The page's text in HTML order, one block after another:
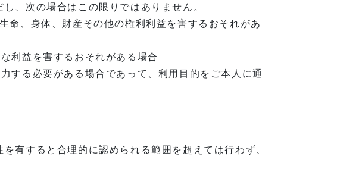
、次の場合はこの限りではありません。
命、身体、財産その他の権利利益を害するおそれがあ
利益を害するおそれがある場合
する必要がある場合であって、利用目的をご本人に通
有すると合理的に認められる範囲を超えては行わず、